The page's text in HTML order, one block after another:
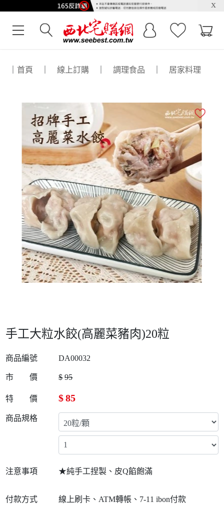
x
首頁 線上訂購 調理食品 居家料理
手工大粒水餃(高麗菜豬肉)20粒
商品編號 DA00032
市 價 $ 95
特 價 $85
商品規格
注意事項 ★純手工捏製、皮Q餡飽滿
付款方式 線上刷卡、ATM轉帳、7-11 ibon付款